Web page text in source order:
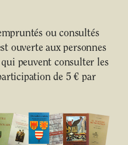
ou consultés
ouverte aux personnes
peuvent consulter les
de 5 € par